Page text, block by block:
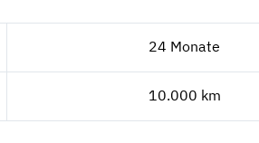
24 Monate
10.000 km